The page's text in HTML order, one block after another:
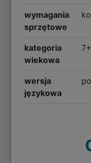
wymagania
sprzętowe
kategoria
wiekowa
7+
wersja
językowa